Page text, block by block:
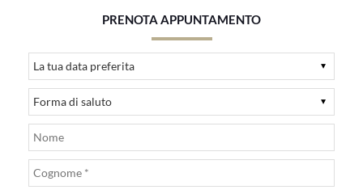
PRENOTA APPUNTAMENTO